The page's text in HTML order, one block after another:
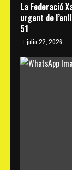
La Federació
urgent de
51
julio 22, 2026